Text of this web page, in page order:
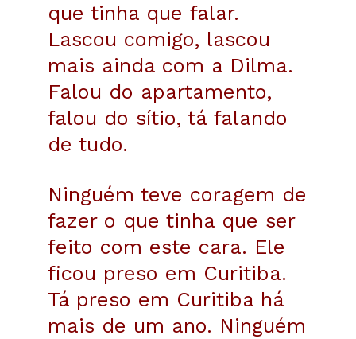
que tinha que falar.
Lascou comigo, lascou
mais ainda com a Dilma.
Falou do apartamento,
falou do sítio, tá falando
de tudo.
Ninguém teve coragem de
fazer o que tinha que ser
feito com este cara. Ele
ficou preso em Curitiba.
Tá preso em Curitiba há
mais de um ano. Ninguém